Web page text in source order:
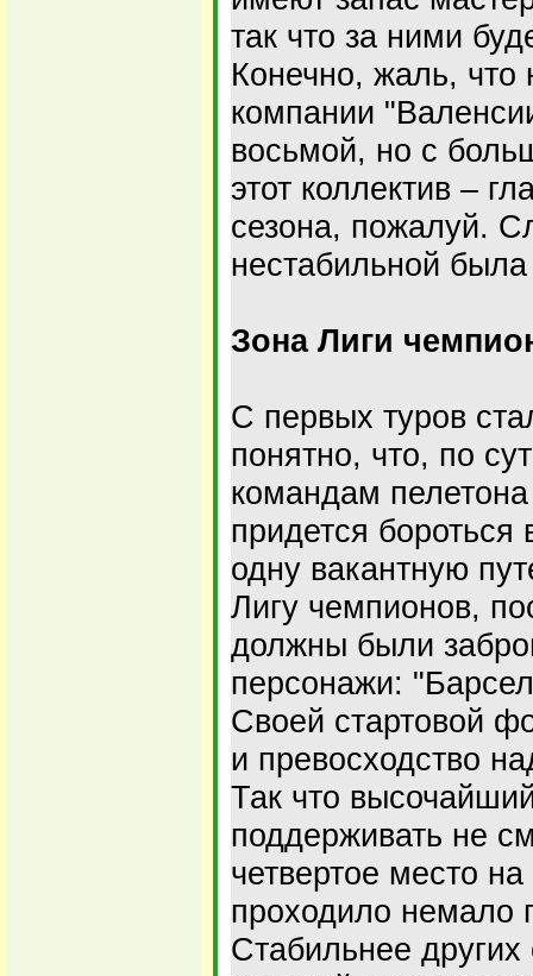
так что за ними
Конечно, жаль, что
компании
восьмой, но с
этот коллектив –
сезона, пожалуй.
нестабильной
Зона Лиги
С первых туров
понятно, что, по
командам пелетона
придется бороться
одну вакантную
Лигу чемпионов,
должны были
персонажи:
Своей стартовой
и превосходство
Так что
поддерживать не
четвертое место
проходило немало
Стабильнее других